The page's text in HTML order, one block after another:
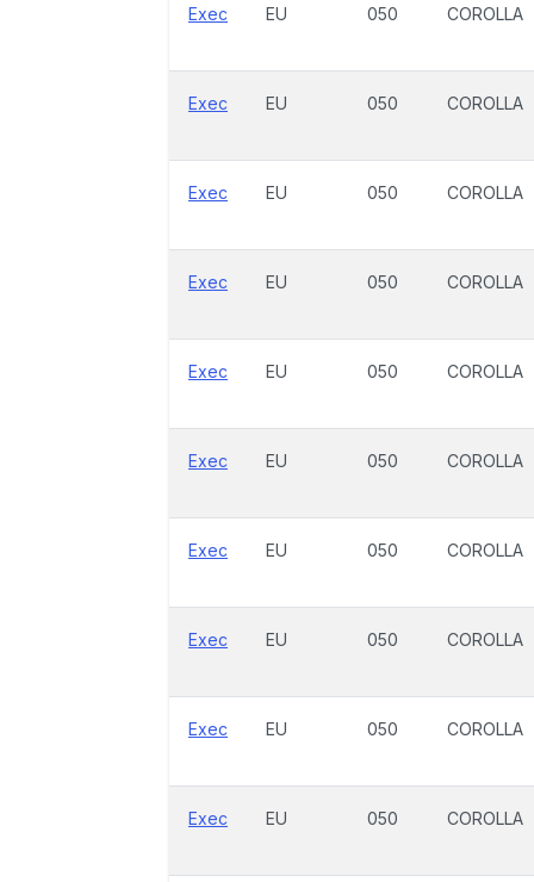
Exec EU 050 COROLLA
Exec EU 050 COROLLA
Exec EU 050 COROLLA
Exec EU 050 COROLLA
Exec EU 050 COROLLA
Exec EU 050 COROLLA
Exec EU 050 COROLLA
Exec EU 050 COROLLA
Exec EU 050 COROLLA
Exec EU 050 COROLLA